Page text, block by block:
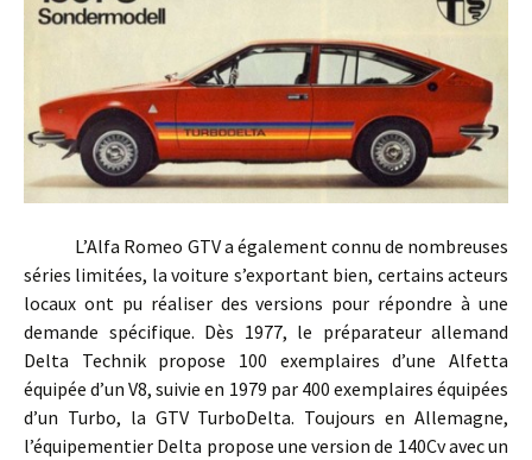
L’Alfa Romeo GTV a également connu de nombreuses
séries limitées, la voiture s’exportant bien, certains acteurs
locaux ont pu réaliser des versions pour répondre à une
demande spécifique. Dès 1977, le préparateur allemand
Delta Technik propose 100 exemplaires d’une Alfetta
équipée d’un V8, suivie en 1979 par 400 exemplaires équipées
d’un Turbo, la GTV TurboDelta. Toujours en Allemagne,
l’équipementier Delta propose une version de 140Cv avec un